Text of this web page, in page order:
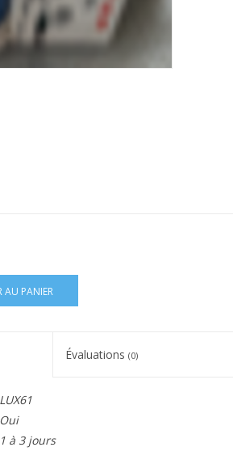
AU PANIER
Évaluations (0)
LUX61
Oui
1 à 3 jours